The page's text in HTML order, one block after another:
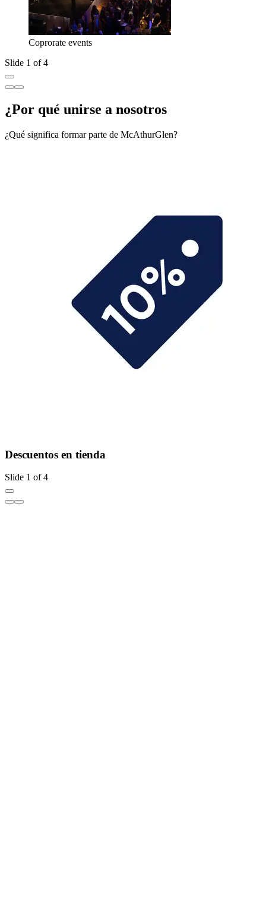
Coprorate events
Slide 1 of 4
¿Por qué unirse a nosotros
¿Qué significa formar parte de McAthurGlen?
Descuentos en tienda
Slide 1 of 4